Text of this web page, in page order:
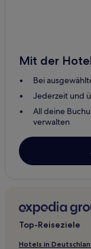
Mit der
Bei
Jederzeit und
All deine
verwalten
Top-Reiseziele
Hotels in